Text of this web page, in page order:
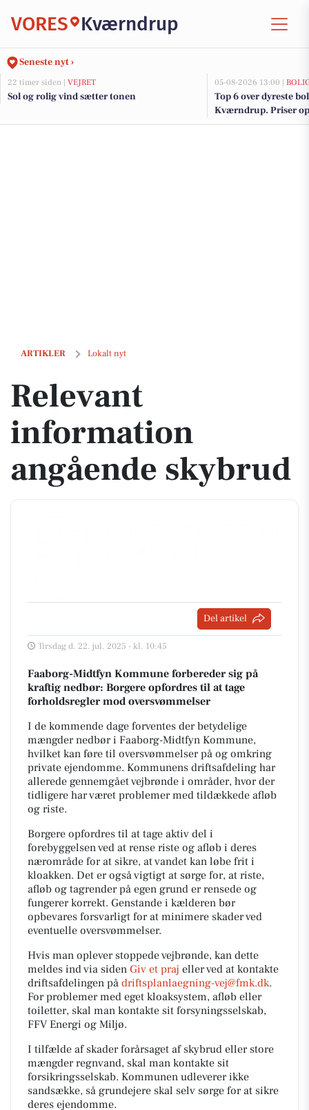
VORES Kværndrup
Seneste nyt ›
22 timer siden | VEJRET
Sol og rolig vind sætter tonen
05-08-2026 13:00 |
Top 6 over dyreste
Kværndrup. Priser
ARTIKLER Lokalt nyt
Relevant information angående skybrud
Relevant
information
angående skybrud
Del artikel
Tirsdag d. 22. jul. 2025 - kl. 10:45
Faaborg-Midtfyn Kommune forbereder sig på
kraftig nedbør: Borgere opfordres til at tage
forholdsregler mod oversvømmelser
I de kommende dage forventes der betydelige
mængder nedbør i Faaborg-Midtfyn Kommune,
hvilket kan føre til oversvømmelser på og omkring
private ejendomme. Kommunens driftsafdeling har
allerede gennemgået vejbrønde i områder, hvor der
tidligere har været problemer med tildækkede afløb
og riste.
Borgere opfordres til at tage aktiv del i
forebyggelsen ved at rense riste og afløb i deres
nærområde for at sikre, at vandet kan løbe frit i
kloakken. Det er også vigtigt at sørge for, at riste,
afløb og tagrender på egen grund er rensede og
fungerer korrekt. Genstande i kælderen bør
opbevares forsvarligt for at minimere skader ved
eventuelle oversvømmelser.
Hvis man oplever stoppede vejbrønde, kan dette
meldes ind via siden Giv et praj eller ved at kontakte
driftsafdelingen på driftsplanlaegning-vej@fmk.dk.
For problemer med eget kloaksystem, afløb eller
toiletter, skal man kontakte sit forsyningsselskab,
FFV Energi og Miljø.
I tilfælde af skader forårsaget af skybrud eller store
mængder regnvand, skal man kontakte sit
forsikringsselskab. Kommunen udleverer ikke
sandsække, så grundejere skal selv sørge for at sikre
deres ejendomme.